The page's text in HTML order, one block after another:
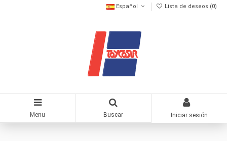
Español Lista de deseos (0)
Menu Buscar Iniciar sesión